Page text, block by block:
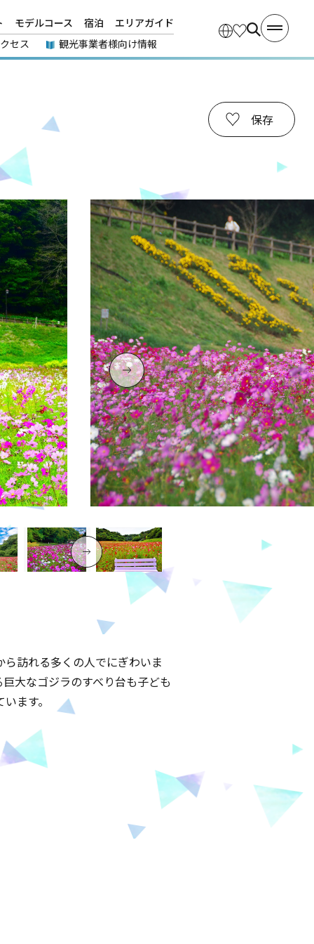
モデルコース 宿泊
エリアガイド
セス
観光事業者様向け情報
保存
訪れる多くの人でにぎわいま
大なゴジラのすべり台も子ども
ます。